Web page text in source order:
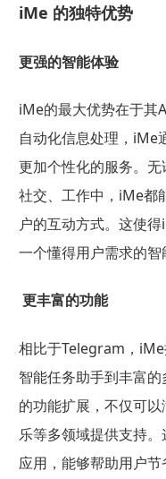
iMe 的独特优势
更强的智能体验
iMe的最大优势在于其
自动化信息处理，iMe
更加个性化的服务。
社交、工作中，iMe都
户的互动方式。这使
一个懂得用户需求的智
更丰富的功能
相比于Telegram，
智能任务助手到丰富
的功能扩展，不仅可
乐等多领域提供支持
应用，能够帮助用户节